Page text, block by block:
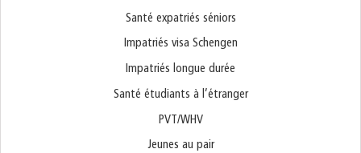
Santé expatriés séniors
Impatriés visa Schengen
Impatriés longue durée
Santé étudiants à l’étranger
PVT/WHV
Jeunes au pair